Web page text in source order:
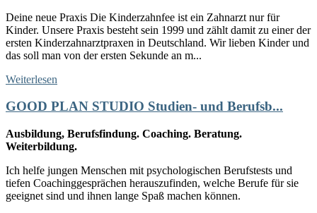
Deine neue Praxis Die Kinderzahnfee ist ein Zahnarzt nur für
Kinder. Unsere Praxis besteht sein 1999 und zählt damit zu einer der
ersten Kinderzahnarztpraxen in Deutschland. Wir lieben Kinder und
das soll man von der ersten Sekunde an m...
Weiterlesen
GOOD PLAN STUDIO Studien- und Berufsb...
Ausbildung, Berufsfindung. Coaching. Beratung.
Weiterbildung.
Ich helfe jungen Menschen mit psychologischen Berufstests und
tiefen Coachinggesprächen herauszufinden, welche Berufe für sie
geeignet sind und ihnen lange Spaß machen können.